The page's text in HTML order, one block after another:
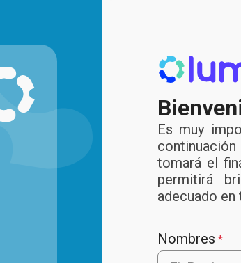
Es muy
tomará el
permitirá
adecuado
Nombres *